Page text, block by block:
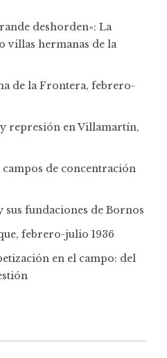
deshorden»: La
villas hermanas de la
de la Frontera, febrero-
represión en Villamartín,
de concentración
sus fundaciones de Bornos
febrero-julio 1936
en el campo: del